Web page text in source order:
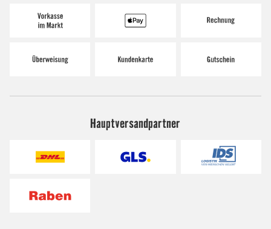
Hauptversandpartner